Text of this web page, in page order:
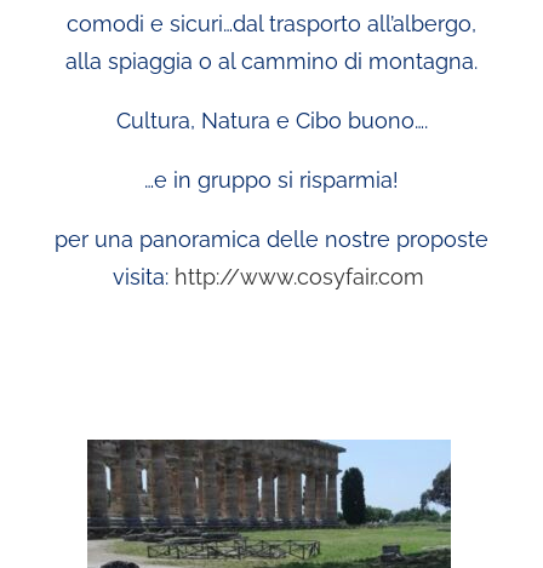
comodi e sicuri…dal trasporto all’albergo,
alla spiaggia o al cammino di montagna.
Cultura, Natura e Cibo buono….
…e in gruppo si risparmia!
per una panoramica delle nostre proposte
visita: http://www.cosyfair.com